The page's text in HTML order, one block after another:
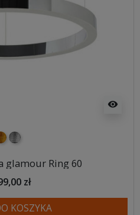
visibility
srebrny
glamour Ring 60
zł
KOSZYKA